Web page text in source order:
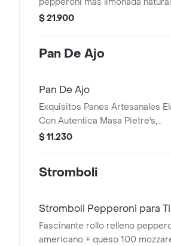
entre 3 panes diferentes, las
$ 21.900
Pan De Ajo
Pan De Ajo
Exquisitos Panes Artesanales
Con Autentica Masa Pietre's,
Enriquecidos Con Nuestra
$ 11.230
Stromboli
Stromboli Pepperoni para
Fascinante rollo relleno
americano + queso 100